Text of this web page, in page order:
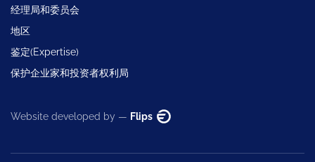
经理局和委员会
地区
鉴定(Expertise)
保护企业家和投资者权利局
Website developed by — Flips